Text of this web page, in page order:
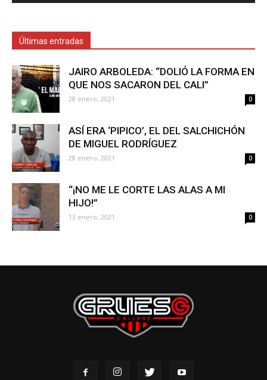
Últimas entradas
JAIRO ARBOLEDA: “DOLIÓ LA FORMA EN
QUE NOS SACARON DEL CALI”
28 enero, 2021 0
ASÍ ERA ‘PIPICO’, EL DEL SALCHICHÓN
DE MIGUEL RODRÍGUEZ
28 enero, 2021 0
“¡NO ME LE CORTE LAS ALAS A MI
HIJO!”
13 enero, 2021 0